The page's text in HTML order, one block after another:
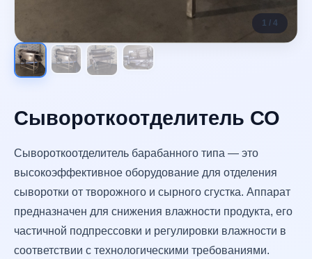
Сывороткоотделитель СО
Сывороткоотделитель барабанного типа — это
высокоэффективное оборудование для отделения
сыворотки от творожного и сырного сгустка. Аппарат
предназначен для снижения влажности продукта, его
частичной подпрессовки и регулировки влажности в
соответствии с технологическими требованиями.
1 / 4